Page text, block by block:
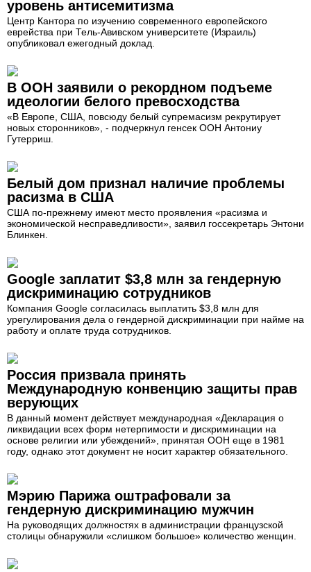
уровень антисемитизма
Центр Кантора по изучению современного европейского
еврейства при Тель-Авивском университете (Израиль)
опубликовал ежегодный доклад.
В ООН заявили о рекордном подъеме
идеологии белого превосходства
«В Европе, США, повсюду белый супремасизм рекрутирует
новых сторонников», - подчеркнул генсек ООН Антониу
Гутерриш.
Белый дом признал наличие проблемы
расизма в США
США по-прежнему имеют место проявления «расизма и
экономической несправедливости», заявил госсекретарь Энтони
Блинкен.
Google заплатит $3,8 млн за гендерную
дискриминацию сотрудников
Компания Google согласилась выплатить $3,8 млн для
урегулирования дела о гендерной дискриминации при найме на
работу и оплате труда сотрудников.
Россия призвала принять
Международную конвенцию защиты прав
верующих
В данный момент действует международная «Декларация о
ликвидации всех форм нетерпимости и дискриминации на
основе религии или убеждений», принятая ООН еще в 1981
году, однако этот документ не носит характер обязательного.
Мэрию Парижа оштрафовали за
гендерную дискриминацию мужчин
На руководящих должностях в администрации французской
столицы обнаружили «слишком большое» количество женщин.